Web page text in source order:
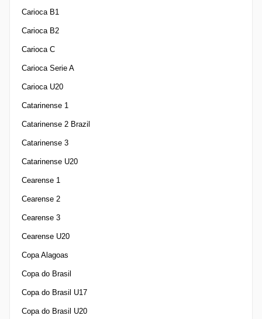
Carioca B1
Carioca B2
Carioca C
Carioca Serie A
Carioca U20
Catarinense 1
Catarinense 2 Brazil
Catarinense 3
Catarinense U20
Cearense 1
Cearense 2
Cearense 3
Cearense U20
Copa Alagoas
Copa do Brasil
Copa do Brasil U17
Copa do Brasil U20